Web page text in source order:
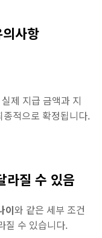
사항
제 지급 금액과 지
적으로 확정됩니다.
라질 수 있음
이와 같은 세부 조건
질 수 있습니다.